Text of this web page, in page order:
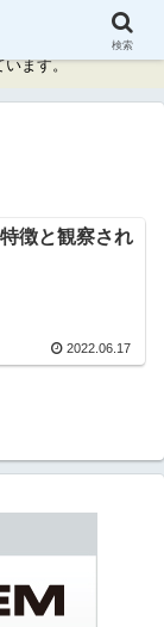
います。
徴と観察され
2022.06.17
検索